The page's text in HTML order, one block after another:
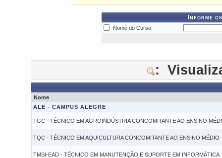
Informe
Nome do Curso:
:
Nome
ALE - CAMPUS ALEGRE
TGC - TÉCNICO EM AGROINDÚSTRIA CONCOMITANTE AO ENSINO
TQC - TÉCNICO EM AQUICULTURA CONCOMITANTE AO ENSINO MÉDIO
TMSI-EAD - TÉCNICO EM MANUTENÇÃO E SUPORTE EM INFORMÁTICA